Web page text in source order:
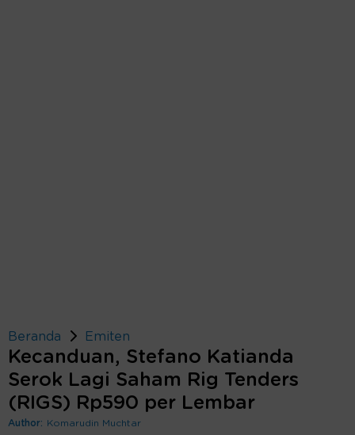
Beranda Emiten
Kecanduan, Stefano Katianda
Serok Lagi Saham Rig Tenders
(RIGS) Rp590 per Lembar
Author: Komarudin Muchtar